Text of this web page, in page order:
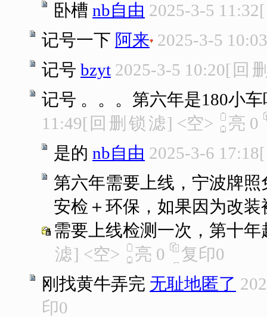
卧槽 nb自由 2025-3-5 11:32[
记号一下 阿来 2025-3-5 10:03
记号 bzyt 2025-3-5 10:20[ 回
记号 。。。第六年是180小
11:49[ 回 删 锁 滤] <空> 亮 0
是的 nb自由 2025-3-6 17:18[
第六年需要上线，宁波牌
安检＋环保，如果因为改
需要上线检测一次，第十年
滤] <空> 亮 0 复印0
刚找黄牛弄完 无耻地匿了
印0